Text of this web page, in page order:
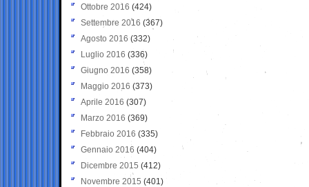
Ottobre 2016 (424)
Settembre 2016 (367)
Agosto 2016 (332)
Luglio 2016 (336)
Giugno 2016 (358)
Maggio 2016 (373)
Aprile 2016 (307)
Marzo 2016 (369)
Febbraio 2016 (335)
Gennaio 2016 (404)
Dicembre 2015 (412)
Novembre 2015 (401)